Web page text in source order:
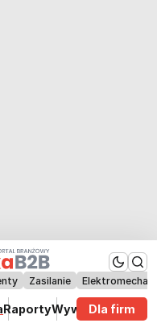
Zasilanie
RaportyWywiadyDla firm